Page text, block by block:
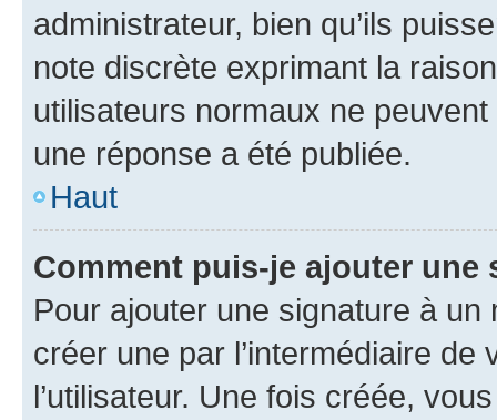
administrateur, bien qu’ils
note discrète exprimant la
utilisateurs normaux ne
une réponse a été publiée.
Haut
Comment puis-je ajouter une
Pour ajouter une signature à un
créer une par l’intermédiaire
l’utilisateur. Une fois créée,